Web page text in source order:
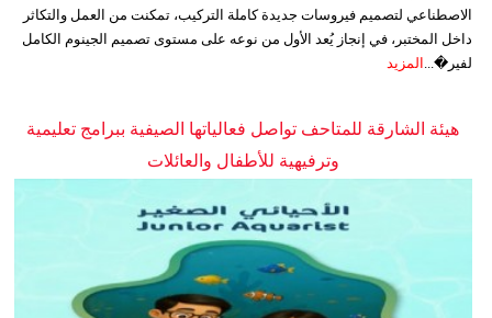
الاصطناعي لتصميم فيروسات جديدة كاملة التركيب، تمكنت من العمل والتكاثر
داخل المختبر، في إنجاز يُعد الأول من نوعه على مستوى تصميم الجينوم الكامل
لفير�...
المزيد
هيئة الشارقة للمتاحف تواصل فعالياتها الصيفية ببرامج تعليمية
وترفيهية للأطفال والعائلات